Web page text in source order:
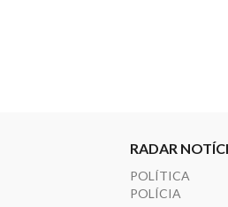
RADAR
POLÍTICA
POLÍCIA